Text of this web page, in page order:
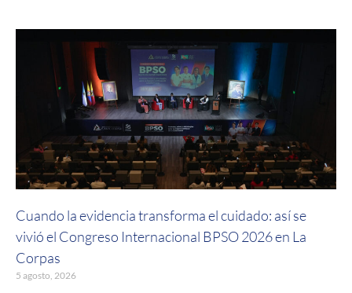
Cuando la evidencia transforma el cuidado: así se
vivió el Congreso Internacional BPSO 2026 en La
Corpas
5 agosto, 2026